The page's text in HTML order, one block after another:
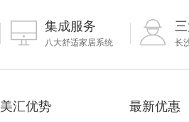
集成服务
八大舒适家居系统 长
美汇优势 最新优惠